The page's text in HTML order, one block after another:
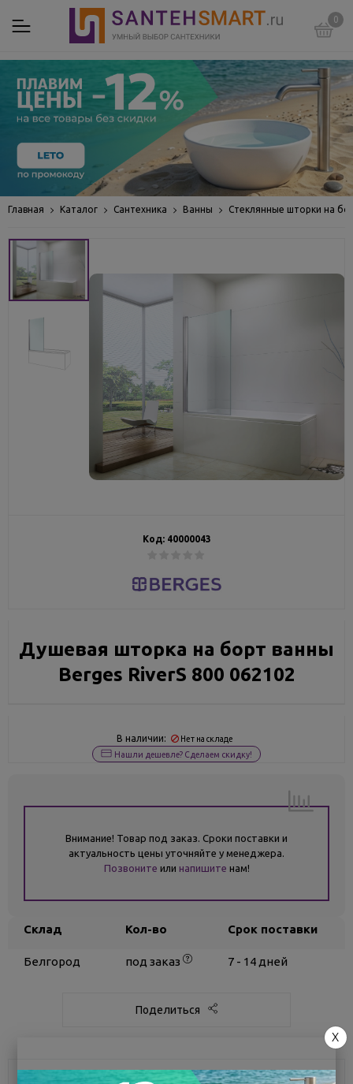
0
Главная Каталог Сантехника Ванны Стеклянные шторки на
Код: 40000043
Душевая шторка на борт ванны
Berges RiverS 800 062102
В наличии: Нет на складе
Нашли дешевле? Сделаем скидку!
Внимание! Товар под заказ. Сроки поставки и
актуальность цены уточняйте у менеджера.
Позвоните или напишите нам!
Склад Кол-во Срок поставки
Белгород под заказ 7 - 14 дней
Поделиться
Описание
X